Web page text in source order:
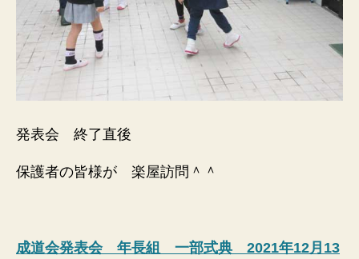
発表会 終了直後
保護者の皆様が 楽屋訪問＾＾
成道会発表会 年長組 一部式典 2021年12月13